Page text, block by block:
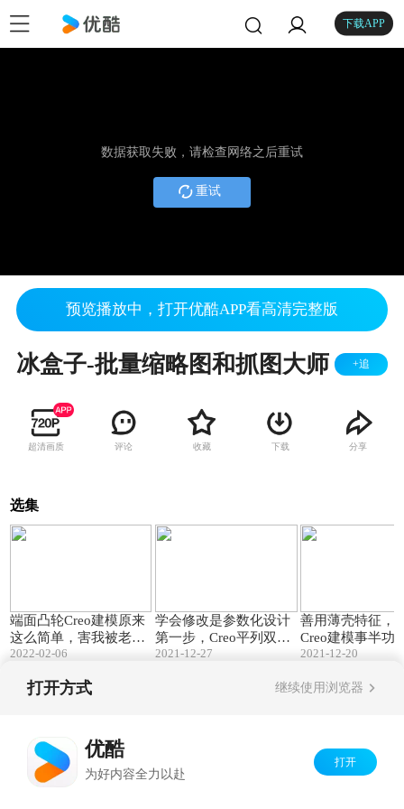
下载APP
数据获取失败，请检查网络之后重试
重试
预览播放中，打开优酷APP看高清完整版
冰盒子-批量缩略图和抓图大师 +追
超清画质 评论 收藏 下载 分享
选集
端面凸轮Creo建模原来
这么简单，害我被老师
傅骗了好几年！
2022-02-06
学会修改是参数化设计
第一步，Creo平列双扭
弹簧修改方法
2021-12-27
善用薄壳特征，
Creo建模事半功
2021-12-20
打开方式 继续使用浏览器
优酷
为好内容全力以赴
打开